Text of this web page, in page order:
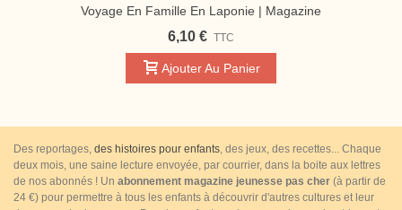
Voyage En Famille En Laponie | Magazine
Jeunesse Cram Cram
6,10 € TTC
Ajouter Au Panier
Des reportages, des histoires pour enfants, des jeux, des recettes... Chaque
deux mois, une saine lecture envoyée, par courrier, dans la boite aux lettres
de nos abonnés ! Un abonnement magazine jeunesse pas cher (à partir de
24 €) pour permettre à tous les enfants à découvrir d'autres cultures et leur